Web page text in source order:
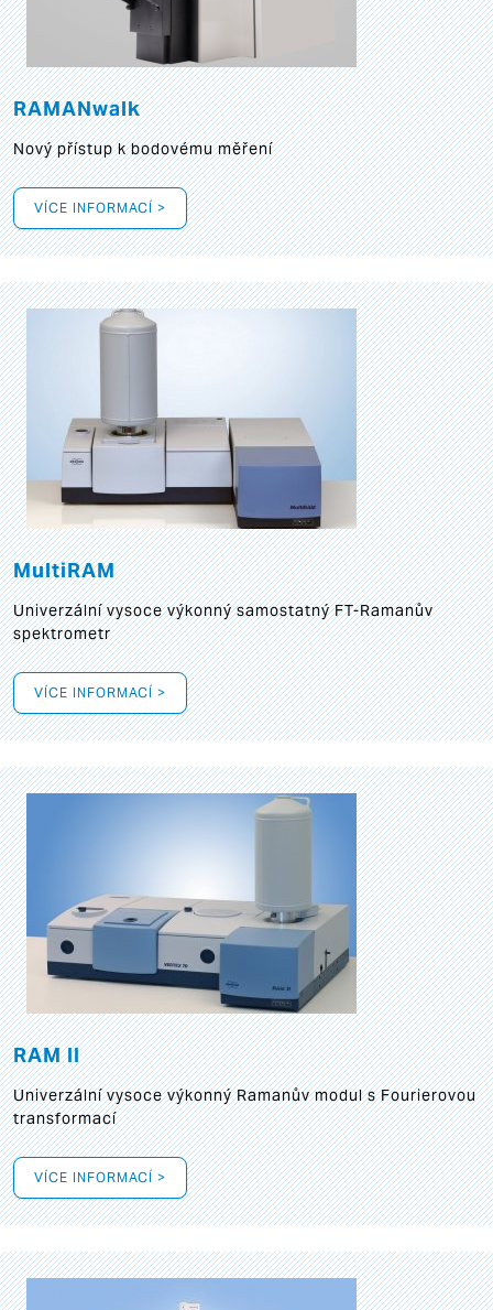
RAMANwalk
Nový přístup k bodovému měření
VÍCE INFORMACÍ >
MultiRAM
Univerzální vysoce výkonný samostatný FT-Ramanův
spektrometr
VÍCE INFORMACÍ >
RAM II
Univerzální vysoce výkonný Ramanův modul s Fourierovou
transformací
VÍCE INFORMACÍ >